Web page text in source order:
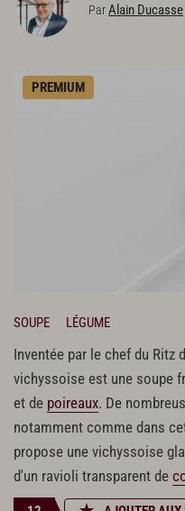
ParAlain Ducasse
PREMIUM
SOUPE LÉGUME
Inventée par le chef du Ritz
vichyssoise est une soupe
et de poireaux. De
notamment comme dans
propose une vichyssoise
d'un ravioli transparent de